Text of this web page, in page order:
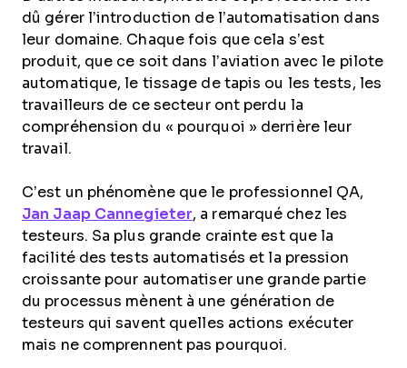
dû gérer l’introduction de l’automatisation dans
leur domaine. Chaque fois que cela s’est
produit, que ce soit dans l’aviation avec le pilote
automatique, le tissage de tapis ou les tests, les
travailleurs de ce secteur ont perdu la
compréhension du « pourquoi » derrière leur
travail.
C’est un phénomène que le professionnel QA,
Jan Jaap Cannegieter, a remarqué chez les
testeurs. Sa plus grande crainte est que la
facilité des tests automatisés et la pression
croissante pour automatiser une grande partie
du processus mènent à une génération de
testeurs qui savent quelles actions exécuter
mais ne comprennent pas pourquoi.